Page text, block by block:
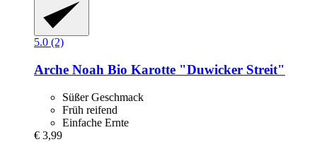
5.0 (2)
Arche Noah Bio Karotte "Duwicker Streit"
Süßer Geschmack
Früh reifend
Einfache Ernte
€ 3,99